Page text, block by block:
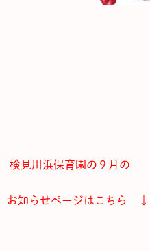
検見川浜保育園の９月の
お知らせページはこちら ↓